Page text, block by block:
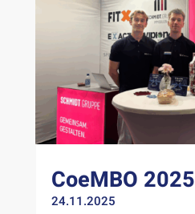
CoeMBO 2025
24.11.2025